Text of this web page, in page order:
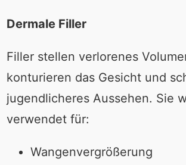
Dermale Filler
Filler stellen verlorenes
konturieren das Gesicht und
jugendlicheres Aussehen. Sie
verwendet für:
Wangenvergrößerung